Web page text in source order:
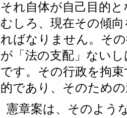
それ自体が自己目的
むしろ、現在その傾
ればなりません。そ
が「法の支配」ない
です。その行政を拘
的であり、そのため
憲章案は、そのよう